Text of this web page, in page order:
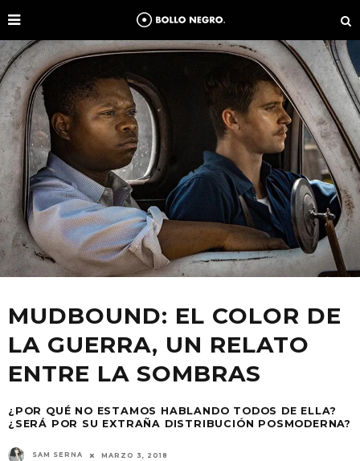
MUDBOUND: EL COLOR DE
LA GUERRA, UN RELATO
ENTRE LA SOMBRAS
¿POR QUÉ NO ESTAMOS HABLANDO TODOS DE ELLA?
¿SERÁ POR SU EXTRAÑA DISTRIBUCIÓN POSMODERNA?
SAM SERNA MARZO 3, 2018